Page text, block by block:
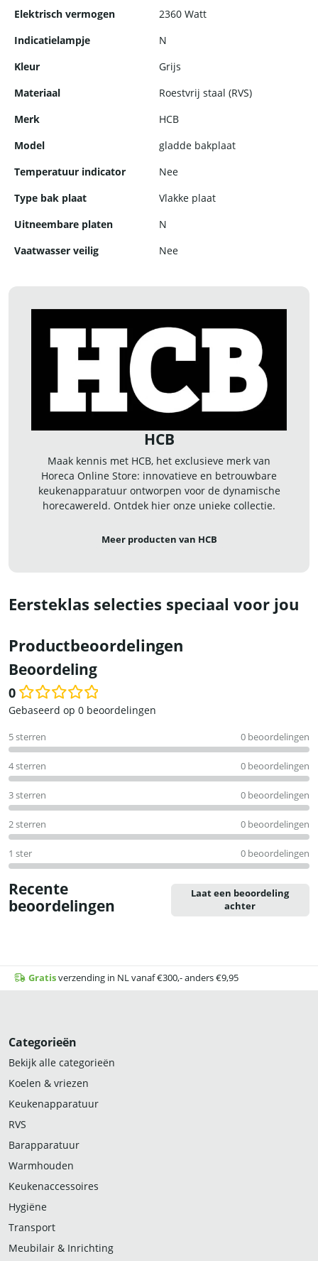
Elektrisch vermogen
2360 Watt
Indicatielampje
N
Kleur
Grijs
Materiaal
Roestvrij staal (RVS)
Merk
HCB
Model
gladde bakplaat
Temperatuur indicator
Nee
Type bak plaat
Vlakke plaat
Uitneembare platen
N
Vaatwasser veilig
Nee
HCB
Maak kennis met HCB, het exclusieve merk van
Horeca Online Store: innovatieve en betrouwbare
keukenapparatuur ontworpen voor de dynamische
horecawereld. Ontdek hier onze unieke collectie.
Meer producten van HCB
Eersteklas selecties speciaal voor jou
Productbeoordelingen
Beoordeling
0
Waardering
uit
5
Gebaseerd op 0 beoordelingen
5 sterren 0 beoordelingen
4 sterren 0 beoordelingen
3 sterren 0 beoordelingen
2 sterren 0 beoordelingen
1 ster 0 beoordelingen
Recente
beoordelingen
Laat een beoordeling
achter
Gratisverzending in NL vanaf €300,- anders €9,95
Categorieën
Bekijk alle categorieën
Koelen & vriezen
Keukenapparatuur
RVS
Barapparatuur
Warmhouden
Keukenaccessoires
Hygiëne
Transport
Meubilair & Inrichting